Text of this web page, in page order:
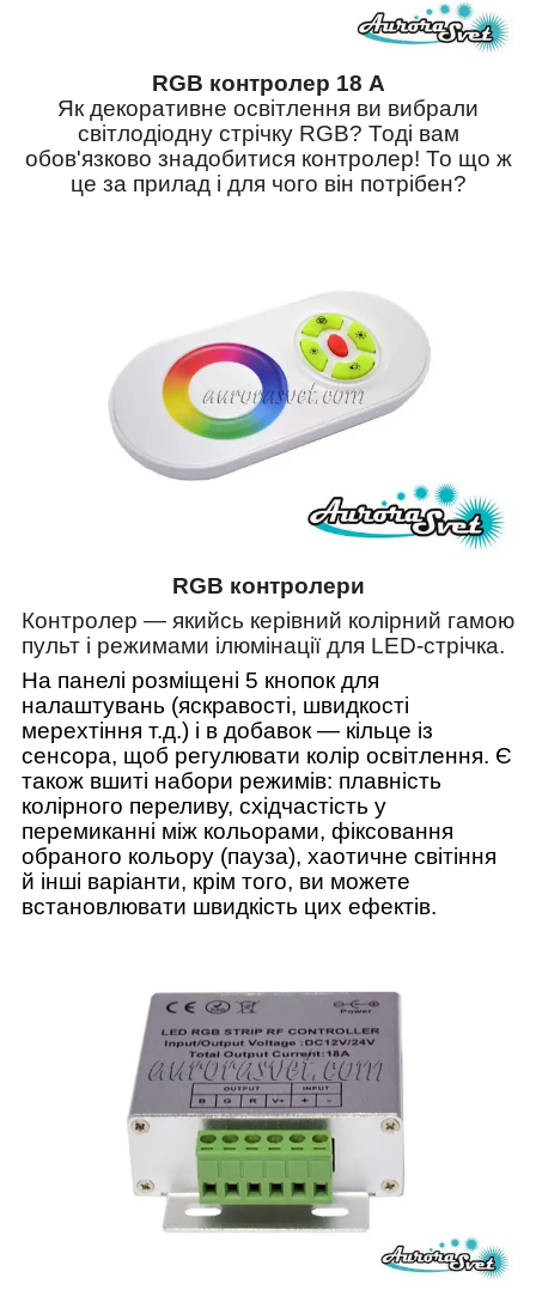
RGB контролер 18 А
Як декоративне освітлення ви вибрали
світлодіодну стрічку RGB? Тоді вам
обов'язково знадобитися контролер! То що ж
це за прилад і для чого він потрібен?
RGB контролери
Контролер — якийсь керівний колірний гамою
пульт і режимами ілюмінації для LED-стрічка.
На панелі розміщені 5 кнопок для
налаштувань (яскравості, швидкості
мерехтіння т.д.) і в добавок — кільце із
сенсора, щоб регулювати колір освітлення. Є
також вшиті набори режимів: плавність
колірного переливу, східчастість у
перемиканні між кольорами, фіксовання
обраного кольору (пауза), хаотичне світіння
й інші варіанти, крім того, ви можете
встановлювати швидкість цих ефектів.